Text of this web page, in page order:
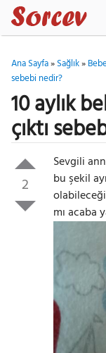
Ana Sayfa»Sağlık»
sebebi nedir?
10 aylık
çıktı
2
Sevgili
bu şekil
mı acaba